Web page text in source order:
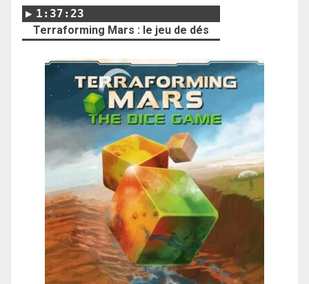
1:37:23
Terraforming Mars : le jeu de dés